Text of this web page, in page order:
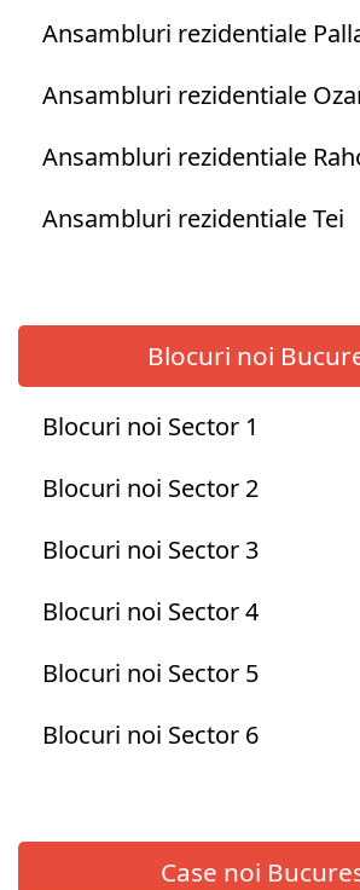
Ansambluri rezidentiale
Ansambluri rezidentiale
Ansambluri rezidentiale
Ansambluri rezidentiale Tei
Blocuri noi
Blocuri noi Sector 1
Blocuri noi Sector 2
Blocuri noi Sector 3
Blocuri noi Sector 4
Blocuri noi Sector 5
Blocuri noi Sector 6
Case noi